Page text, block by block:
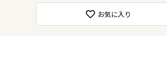
お気に入り